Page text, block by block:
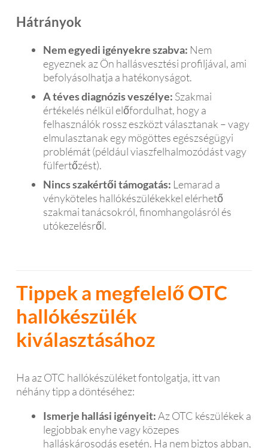
Hátrányok
Nem egyedi igényekre szabva: Nem
egyeznek az Ön hallásvesztési profiljával, ami
befolyásolhatja a hatékonyságot.
A téves diagnózis veszélye: Szakmai
értékelés nélkül előfordulhat, hogy a
felhasználók rossz eszközt választanak – vagy
elmulasztanak egy mögöttes egészségügyi
problémát (például viaszfelhalmozódást vagy
fülfertőzést).
Nincs szakértői támogatás: Lemarad a
vényköteles hallókészülékekkel elérhető
szakmai tanácsokról, finomhangolásról és
utókezelésről.
Tippek a megfelelő OTC
hallókészülék
kiválasztásához
Ha az OTC hallókészüléket fontolgatja, itt van
néhány tipp a döntéséhez:
Ismerje hallási igényeit:Az OTC készülékek a
legjobbak enyhe vagy közepes
halláskárosodás esetén. Ha nem biztos abban,